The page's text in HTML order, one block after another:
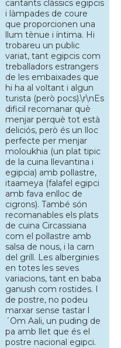
cantants clàssics egipcis
i làmpades de coure
que proporcionen una
llum tènue i íntima. Hi
trobareu un public
variat, tant egipcis com
treballadors estrangers
de les embaixades que
hi ha al voltant i algun
turista (però pocs).\r\nEs
dificil recomanar què
menjar perquè tot està
deliciós, però és un lloc
perfecte per menjar
moloukhia (un plat tipic
de la cuina llevantina i
egipcia) amb pollastre,
itaameya (falafel egipci
amb fava enlloc de
cigrons). També són
recomanables els plats
de cuina Circassiana
com el pollastre amb
salsa de nous, i la carn
del grill. Les alberginies
en totes les seves
variacions, tant en baba
ganush com rostides. I
de postre, no podeu
marxar sense tastar l
´Om Aali, un puding de
pa amb llet que és el
postre nacional egipci.